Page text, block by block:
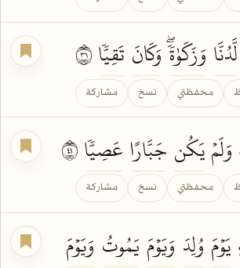
لَّدُنَّا وَزَكَوٰةٗۖ وَكَانَ تَقِيّٗا
محفظتي نسخ مشاركة
وَلَمۡيَكُن جَبَّارًاعَصِيّٗا
محفظتي نسخ مشاركة
يَوۡمَ وُلِدَ وَيَوۡمَ يَمُوتُ وَيَوۡمَ